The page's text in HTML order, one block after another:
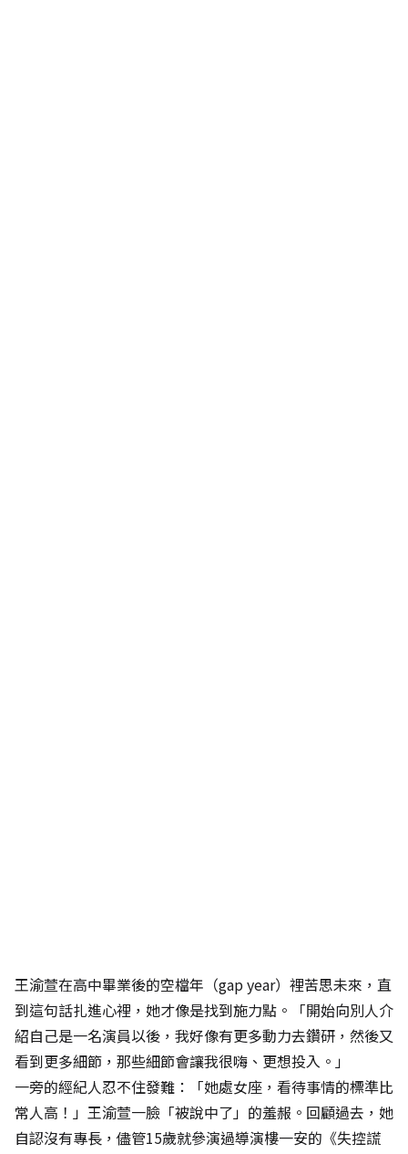
王渝萱在高中畢業後的空檔年（gap year）裡苦思未來，直
到這句話扎進心裡，她才像是找到施力點。「開始向別人介
紹自己是一名演員以後，我好像有更多動力去鑽研，然後又
看到更多細節，那些細節會讓我很嗨、更想投入。」
一旁的經紀人忍不住發難：「她處女座，看待事情的標準比
常人高！」王渝萱一臉「被說中了」的羞赧。回顧過去，她
自認沒有專長，儘管15歲就參演過導演樓一安的《失控謊